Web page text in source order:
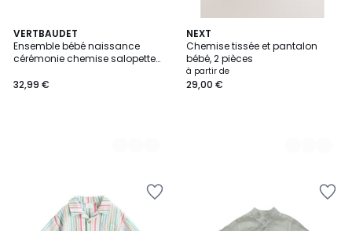
VERTBAUDET
Ensemble bébé naissance
cérémonie chemise salopette
32,99 €
2
Couleurs
NEXT
Chemise tissée et pantalon
bébé, 2 pièces
à partir de
29,00 €
2
Couleurs